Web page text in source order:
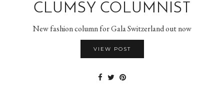
CLUMSY COLUMNIST
New fashion column for Gala Switzerland out now
VIEW POST